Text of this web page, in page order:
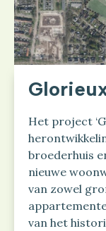
Het project
broederhuis
nieuwe
van zowel
van het